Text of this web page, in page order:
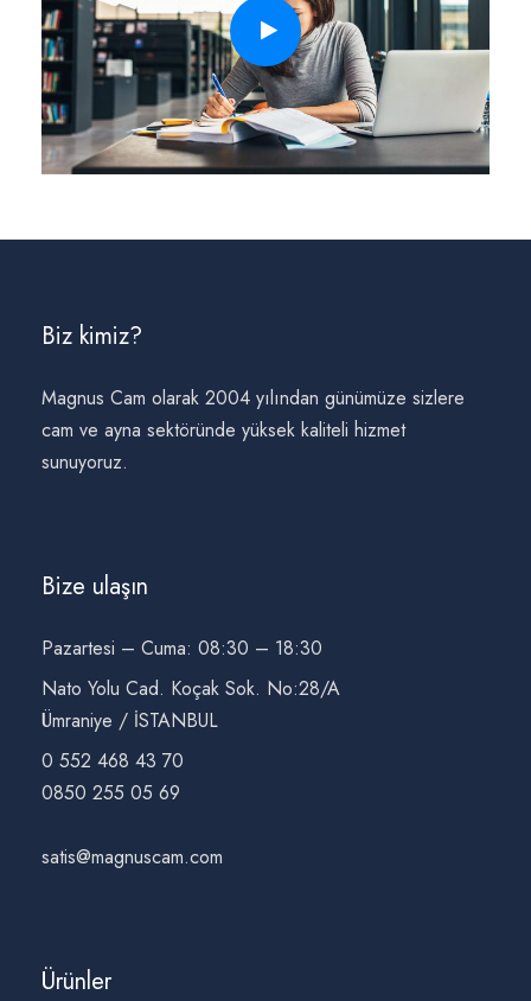
Biz kimiz?
Magnus Cam olarak 2004 yılından günümüze sizlere
cam ve ayna sektöründe yüksek kaliteli hizmet
sunuyoruz.
Bize ulaşın
Pazartesi – Cuma: 08:30 – 18:30
Nato Yolu Cad. Koçak Sok. No:28/A
Ümraniye / İSTANBUL
0 552 468 43 70
0850 255 05 69
satis@magnuscam.com
Ürünler